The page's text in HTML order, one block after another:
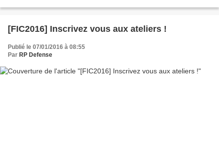
[FIC2016] Inscrivez vous aux ateliers !
Publié le 07/01/2016 à 08:55
Par RP Defense